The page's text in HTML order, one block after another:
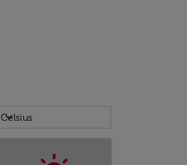
Weather unit option Celsius
Celsius
keyboard_arrow_down